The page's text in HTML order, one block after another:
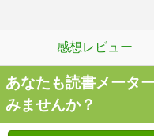
感想レビュー
あなたも読書メータ
みませんか？